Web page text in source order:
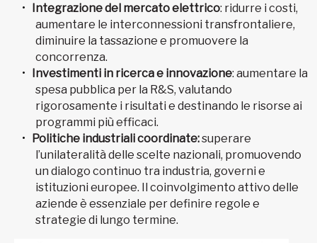
Integrazione del mercato elettrico: ridurre i costi,
aumentare le interconnessioni transfrontaliere,
diminuire la tassazione e promuovere la
concorrenza.
Investimenti in ricerca e innovazione: aumentare la
spesa pubblica per la R&S, valutando
rigorosamente i risultati e destinando le risorse ai
programmi più efficaci.
Politiche industriali coordinate:superare
l’unilateralità delle scelte nazionali, promuovendo
un dialogo continuo tra industria, governi e
istituzioni europee. Il coinvolgimento attivo delle
aziende è essenziale per definire regole e
strategie di lungo termine.